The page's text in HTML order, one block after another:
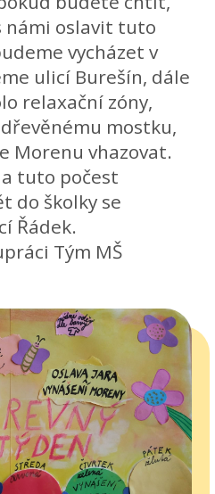
námi oslavit tuto
vycházet v
ulicí Burešín, dále
relaxační zóny,
mostku,
Morenu vhazovat.
tuto počest
do školky se
Řádek.
Tým MŠ